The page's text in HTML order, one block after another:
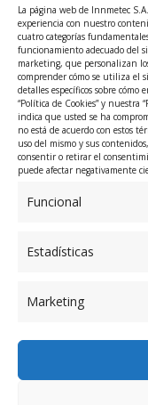
La página web de Innmetec
experiencia con nuestro
cuatro categorías
funcionamiento adecuado del
marketing, que personalizan
comprender cómo se utiliza el
detalles específicos sobre
“Política de Cookies” y nuestra
indica que usted se ha
no está de acuerdo con estos
uso del mismo y sus
consentir o retirar el
puede afectar negativamente
Funcional
Estadísticas
Marketing
Read More »
Dirección: Carrera
Contacto: +57